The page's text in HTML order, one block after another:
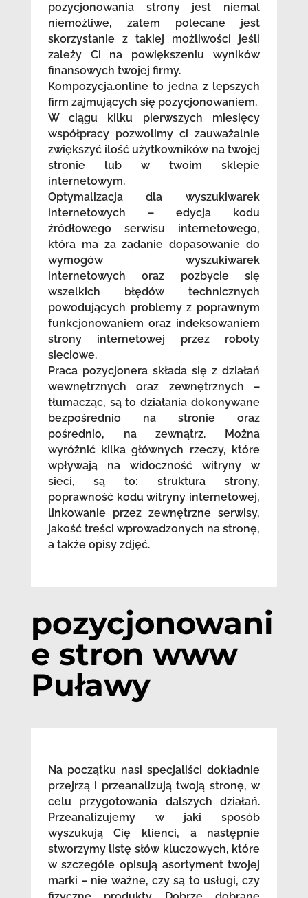
pozycjonowania strony jest niemal
niemożliwe, zatem polecane jest
skorzystanie z takiej możliwości jeśli
zależy Ci na powiększeniu wyników
finansowych twojej firmy.
Kompozycja.online to jedna z lepszych
firm zajmujących się pozycjonowaniem.
W ciągu kilku pierwszych miesięcy
współpracy pozwolimy ci zauważalnie
zwiększyć ilość użytkowników na twojej
stronie lub w twoim sklepie
internetowym.
Optymalizacja dla wyszukiwarek
internetowych – edycja kodu
źródłowego serwisu internetowego,
która ma za zadanie dopasowanie do
wymogów wyszukiwarek
internetowych oraz pozbycie się
wszelkich błędów technicznych
powodujących problemy z poprawnym
funkcjonowaniem oraz indeksowaniem
strony internetowej przez roboty
sieciowe.
Praca pozycjonera składa się z działań
wewnętrznych oraz zewnętrznych –
tłumacząc, są to działania dokonywane
bezpośrednio na stronie oraz
pośrednio, na zewnątrz. Można
wyróżnić kilka głównych rzeczy, które
wpływają na widoczność witryny w
sieci, są to: struktura strony,
poprawność kodu witryny internetowej,
linkowanie przez zewnętrzne serwisy,
jakość treści wprowadzonych na stronę,
a także opisy zdjęć.
pozycjonowani
e stron www
Puławy
Na początku nasi specjaliści dokładnie
przejrzą i przeanalizują twoją stronę, w
celu przygotowania dalszych działań.
Przeanalizujemy w jaki sposób
wyszukują Cię klienci, a następnie
stworzymy listę słów kluczowych, które
w szczególe opisują asortyment twojej
marki – nie ważne, czy są to usługi, czy